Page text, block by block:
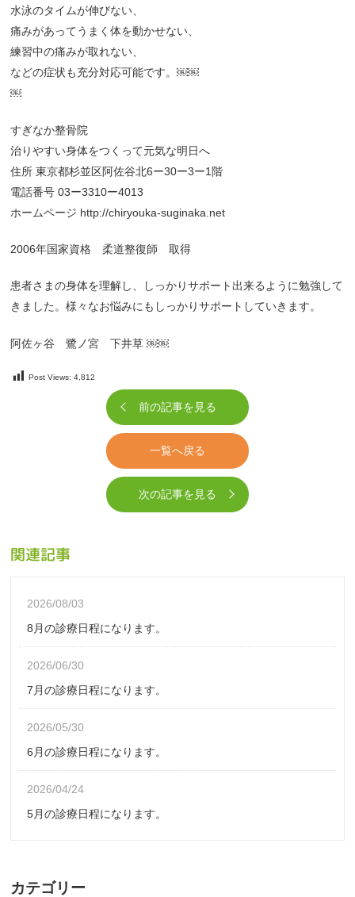
水泳のタイムが伸びない、
痛みがあってうまく体を動かせない、
練習中の痛みが取れない、
などの症状も充分対応可能です。￼￼
￼
すぎなか整骨院
治りやすい身体をつくって元気な明日へ
住所 東京都杉並区阿佐谷北6ー30ー3ー1階
電話番号 03ー3310ー4013
ホームページ http://chiryouka-suginaka.net
2006年国家資格 柔道整復師 取得
患者さまの身体を理解し、しっかりサポート出来るように勉強して
きました。様々なお悩みにもしっかりサポートしていきます。
阿佐ヶ谷 鷺ノ宮 下井草 ￼￼
Post Views: 4,812
前の記事を見る
一覧へ戻る
次の記事を見る
関連記事
2026/08/03
8月の診療日程になります。
2026/06/30
7月の診療日程になります。
2026/05/30
6月の診療日程になります。
2026/04/24
5月の診療日程になります。
カテゴリー